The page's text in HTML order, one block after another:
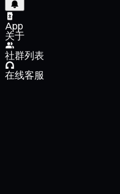
App
关于
社群列表
在线客服